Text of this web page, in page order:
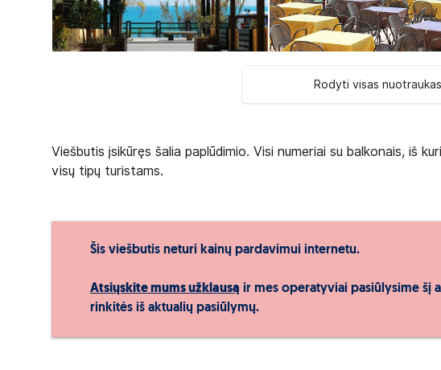
Rodyti visas nuotraukas
Viešbutis įsikūręs šalia paplūdimio. Visi numeriai su balkonais, iš
visų tipų turistams.
Šis viešbutis neturi kainų pardavimui internetu.
Atsiųskite mums užklausą ir mes operatyviai pasiūlysime šį
rinkitės iš aktualių pasiūlymų.